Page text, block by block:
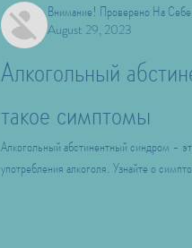
Внимание! Проверено На Себе
August 29, 2023
Алкогольный
такое симптомы
Алкогольный абстинентный синдром -
употребления алкоголя. Узнайте о